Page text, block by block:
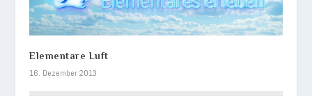
Elementare Luft
16. Dezember 2013